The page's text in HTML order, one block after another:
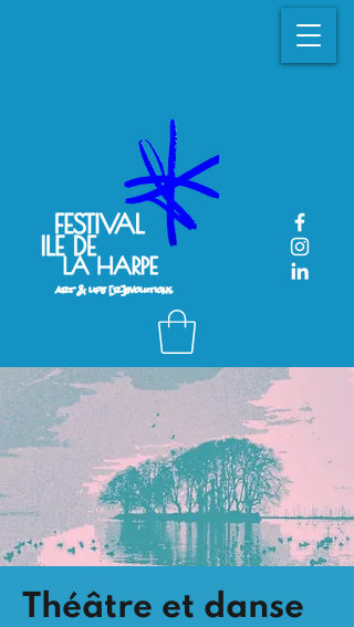
Théâtre et danse